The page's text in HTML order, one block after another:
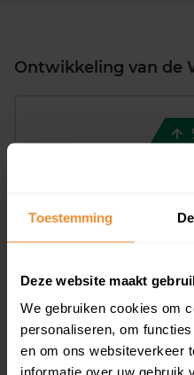
Toestemming
Deze website maakt
We gebruiken cookies om
personaliseren, om
en om ons websiteverkeer
informatie over uw gebruik
Ontwikkeling van de
Verschil